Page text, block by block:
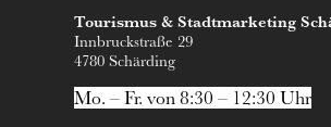
Tourismus & Stadtmarketing
Innbruckstraße 29
4780 Schärding
Mo. – Fr. von 8:30 – 12:30 Uhr